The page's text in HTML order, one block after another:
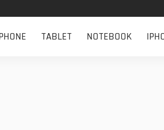
TABLET NOTEBOOK